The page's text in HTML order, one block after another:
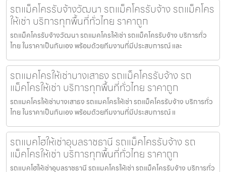
รถแม็คโครรับจ้างวัฒนา รถแม็คโครรับจ้าง รถแม็คโคร
ให้เช่า บริการทุกพื้นที่ทั่วไทย ราคาถูก
รถแม็คโครรับจ้างวัฒนา รถแมคโครให้เช่า รถแม็คโครรับจ้าง บริการทั่ว
ไทย ในราคาเป็นกันเอง พร้อมด้วยทีมงานที่มีประสบการณ์ และ
รถแมคโครให้เช่าบางเสาธง รถแม็คโครรับจ้าง รถ
แม็คโครให้เช่า บริการทุกพื้นที่ทั่วไทย ราคาถูก
รถแมคโครให้เช่าบางเสาธง รถแมคโครให้เช่า รถแม็คโครรับจ้าง บริการทั่ว
ไทย ในราคาเป็นกันเอง พร้อมด้วยทีมงานที่มีประสบการณ์ แ
รถแบคโฮให้เช่าอุบลราชธานี รถแม็คโครรับจ้าง รถ
แม็คโครให้เช่า บริการทุกพื้นที่ทั่วไทย ราคาถูก
รถแบคโฮให้เช่าอุบลราชธานี รถแมคโครให้เช่า รถแม็คโครรับจ้าง บริการทั่ว